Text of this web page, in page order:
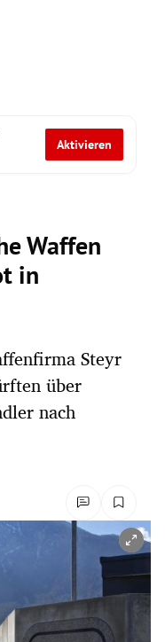
Aktivieren
Waffen
in
Steyr
über
nach